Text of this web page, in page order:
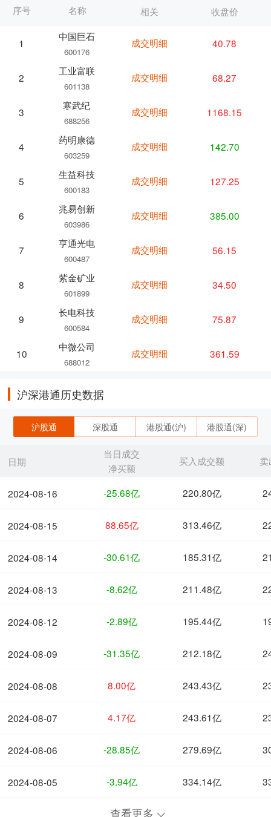
序号 名称
1
中国巨石
600176
2
工业富联
601138
3
寒武纪
688256
4
药明康德
603259
5
生益科技
600183
6
兆易创新
603986
7
亨通光电
600487
8
紫金矿业
601899
9
长电科技
600584
10
中微公司
688012
相关 收盘价
成交明细 40.78
成交明细 68.27
成交明细 1168.15
成交明细 142.70
成交明细 127.25
成交明细 385.00
成交明细 56.15
成交明细 34.50
成交明细 75.87
成交明细 361.59
沪深港通历史数据
沪股通 深股通 港股通(沪) 港股通(深)
日期
2024-08-16
2024-08-15
2024-08-14
2024-08-13
2024-08-12
2024-08-09
2024-08-08
2024-08-07
2024-08-06
2024-08-05
当日成交
净买额
买入成交额 卖
-25.68亿 220.80亿
88.65亿 313.46亿
-30.61亿 185.31亿
-8.62亿 211.48亿
-2.89亿 195.44亿
-31.35亿 212.18亿
8.00亿 243.43亿
4.17亿 243.61亿
-28.85亿 279.69亿
-3.94亿 334.14亿
查看更多